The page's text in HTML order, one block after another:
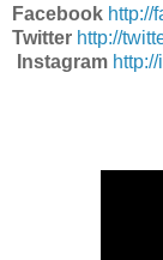
Facebook http://
Twitter http://
Instagram